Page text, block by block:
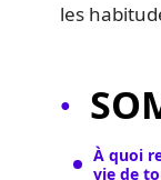
les
À quoi
vie de